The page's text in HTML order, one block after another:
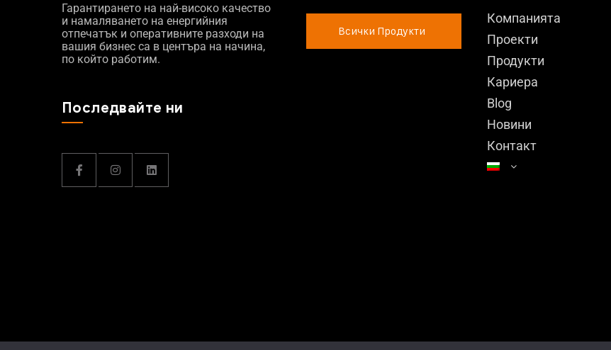
Гарантирането на най-високо качество
и намаляването на енергийния
отпечатък и оперативните разходи на
вашия бизнес са в центъра на начина,
по който работим.
Последвайте ни
Всички Продукти
Компанията
Проекти
Продукти
Кариера
Blog
Новини
Контакт